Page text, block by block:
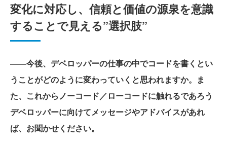
変化に対応し、信頼と価値の源泉を意識
することで見える”選択肢”
――今後、デベロッパーの仕事の中でコードを書くとい
うことがどのように変わっていくと思われますか。ま
た、これからノーコード／ローコードに触れるであろう
デベロッパーに向けてメッセージやアドバイスがあれ
ば、お聞かせください。